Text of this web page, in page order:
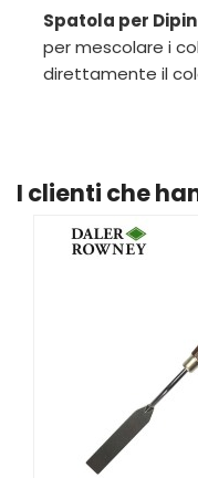
Spatola per
per mescolare i
direttamente il
I clienti che